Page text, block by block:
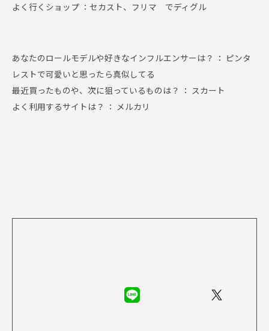
よく行くショップ ： セカスト、フリマ でディグル
あなたのロールモデルや好きなインフルエンサーは？ ： ピンタ
レストで可愛いと思ったら真似してる
最近買ったものや、次に狙っているものは？ ： スカート
よく利用するサイトは？ ： メルカリ